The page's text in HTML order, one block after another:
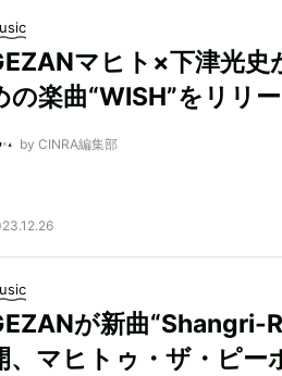
マヒト×下津光史
の楽曲“WISH”をリリ
by CINRA編集部
が新曲“Shangri-
、マヒトゥ・ザ・ピー